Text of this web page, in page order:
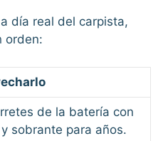
día real del carpista,
orden:
de la batería con
sobrante para años.